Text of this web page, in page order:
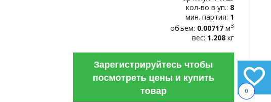
0
кол-во в уп.: 8
мин. партия: 1
объем: 0.00717 м3
вес: 1.208 кг
Зарегистрируйтесь чтобы
посмотреть цены и купить
товар